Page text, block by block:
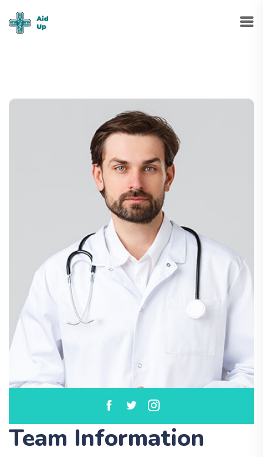
Team Information